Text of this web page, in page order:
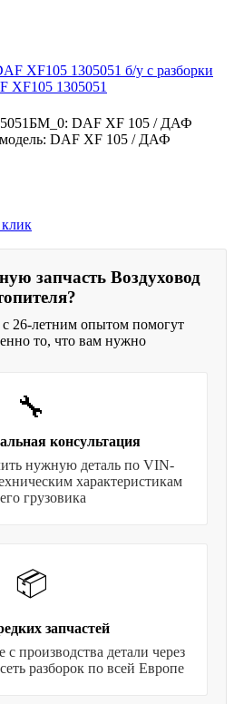
XF105 1305051
DAF XF 105 / ДАФ
DAF XF 105 / ДАФ
запчасть Воздуховод
26-летним опытом помогут
то, что вам нужно
🔧
консультация
нужную деталь по VIN-
характеристикам
грузовика
📦
запчастей
производства детали через
разборок по всей Европе